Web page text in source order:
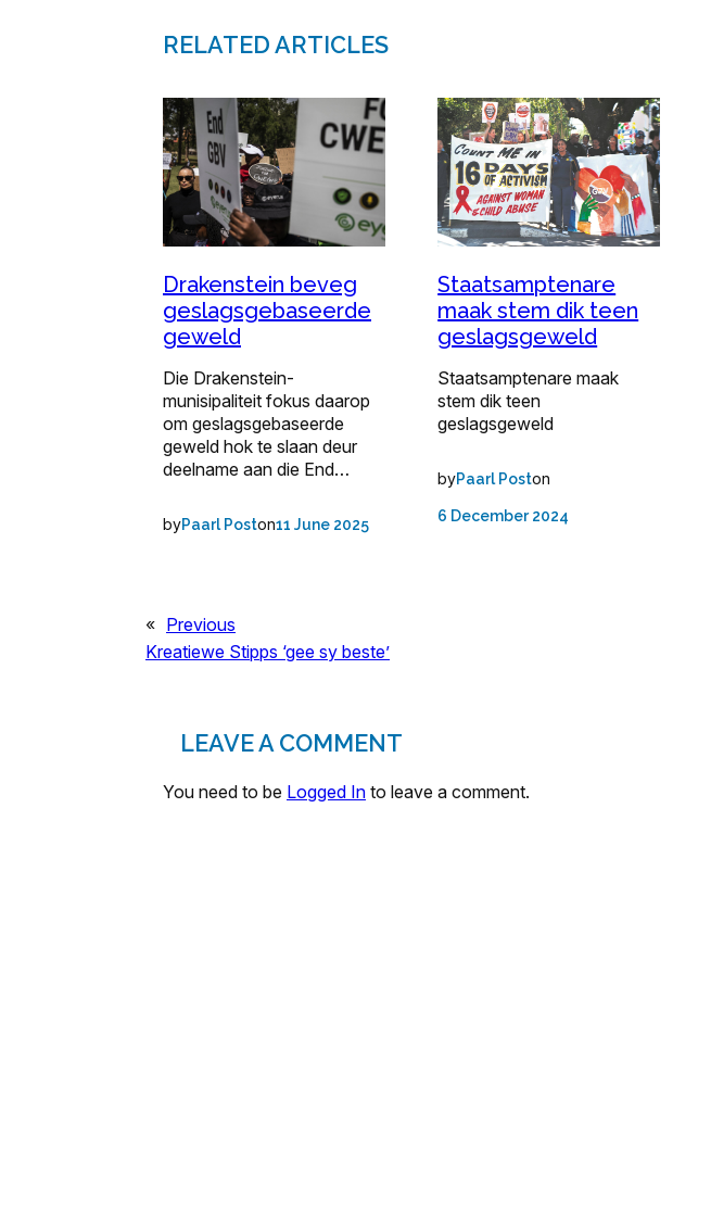
RELATED ARTICLES
Drakenstein beveg
geslagsgebaseerde
geweld
Die Drakenstein-
munisipaliteit fokus daarop
om geslagsgebaseerde
geweld hok te slaan deur
deelname aan die End…
byPaarl Poston11 June 2025
Staatsamptenare
maak stem dik teen
geslagsgeweld
Staatsamptenare maak
stem dik teen
geslagsgeweld
byPaarl Poston
6 December 2024
« Previous
Kreatiewe Stipps ‘gee sy beste’
LEAVE A COMMENT
You need to be Logged In to leave a comment.